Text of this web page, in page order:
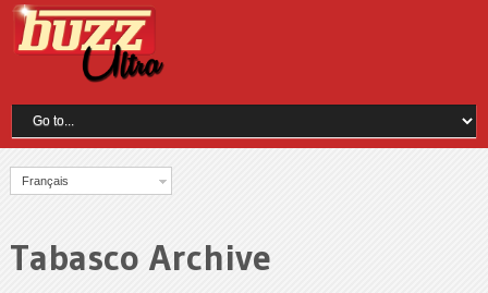
Français
Tabasco Archive